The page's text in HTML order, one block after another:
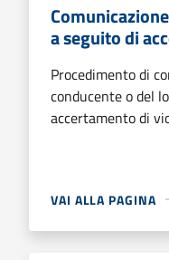
a seguito di
Procedimento di
conducente o del
accertamento di
VAI ALLA PAGINA